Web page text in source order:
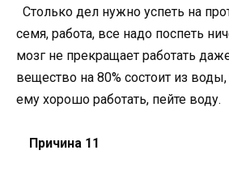
Столько дел нужно успеть на
семя, работа, все надо поспеть
мозг не прекращает работать
вещество на 80% состоит из
ему хорошо работать, пейте воду.
Причина 11